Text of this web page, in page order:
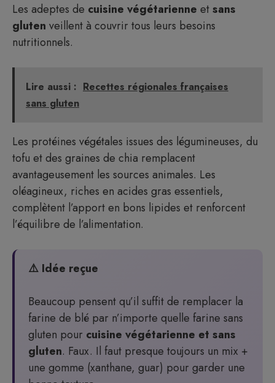
Les adeptes de cuisine végétarienne et sans
gluten veillent à couvrir tous leurs besoins
nutritionnels.
Lire aussi : Recettes régionales françaises
sans gluten
Les protéines végétales issues des légumineuses, du
tofu et des graines de chia remplacent
avantageusement les sources animales. Les
oléagineux, riches en acides gras essentiels,
complètent l’apport en bons lipides et renforcent
l’équilibre de l’alimentation.
⚠️ Idée reçue
Beaucoup pensent qu’il suffit de remplacer la
farine de blé par n’importe quelle farine sans
gluten pour cuisine végétarienne et sans
gluten. Faux. Il faut presque toujours un mix +
une gomme (xanthane, guar) pour garder une